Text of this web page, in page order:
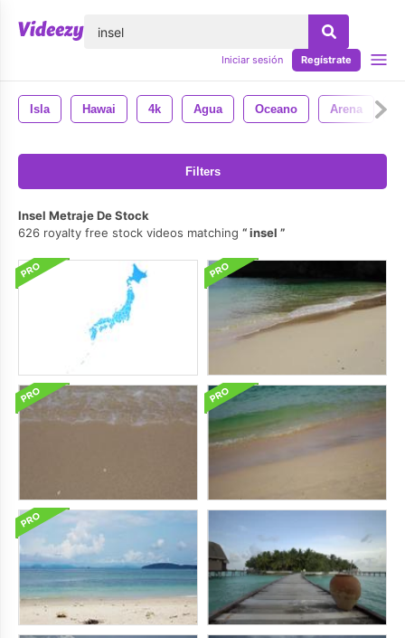
Iniciar sesión Regístrate
Isla Hawai 4k Agua Oceano Arena
Filters
Insel Metraje De Stock
626 royalty free stock videos matching
insel